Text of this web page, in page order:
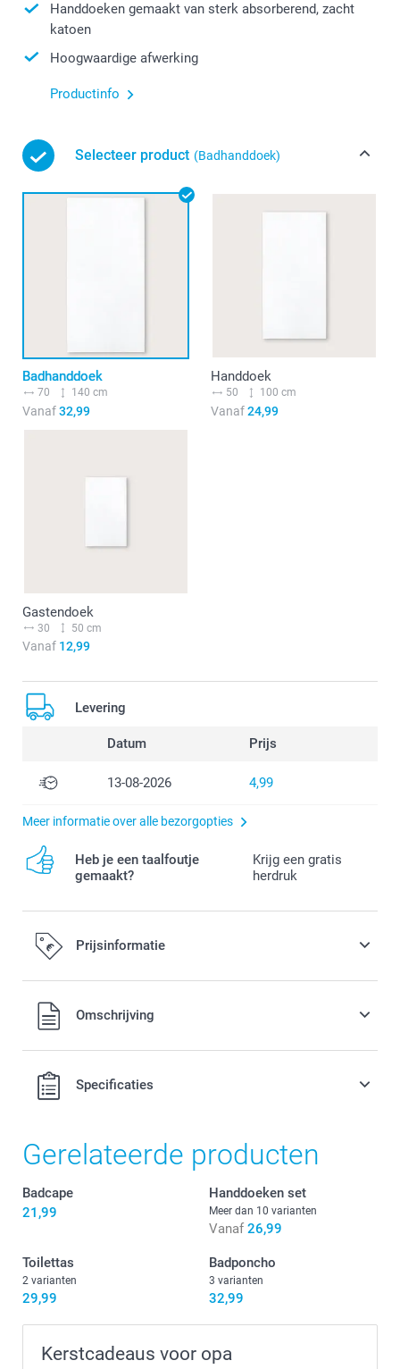
Handdoeken gemaakt van sterk absorberend, zacht
katoen
Hoogwaardige afwerking
Productinfo
Selecteer product (Badhanddoek)
Badhanddoek
70 140 cm
Vanaf32,99
Handdoek
50 100 cm
Vanaf24,99
Gastendoek
30 50 cm
Vanaf 12,99
Levering
Datum Prijs
13-08-2026 4,99
Meer informatie over alle bezorgopties
Heb je een taalfoutje
gemaakt?
Krijg een gratis
herdruk
Prijsinformatie
Alle prijzen zijn in EURO (€) inclusief BTW en exclusief
verzendkosten.Omschrijving
Specificaties
Gerelateerde producten
Badcape
21,99
Handdoeken set
Meer dan 10 varianten
Vanaf 26,99
Toilettas
2 varianten
29,99
Badponcho
3 varianten
32,99
Kerstcadeaus voor opa